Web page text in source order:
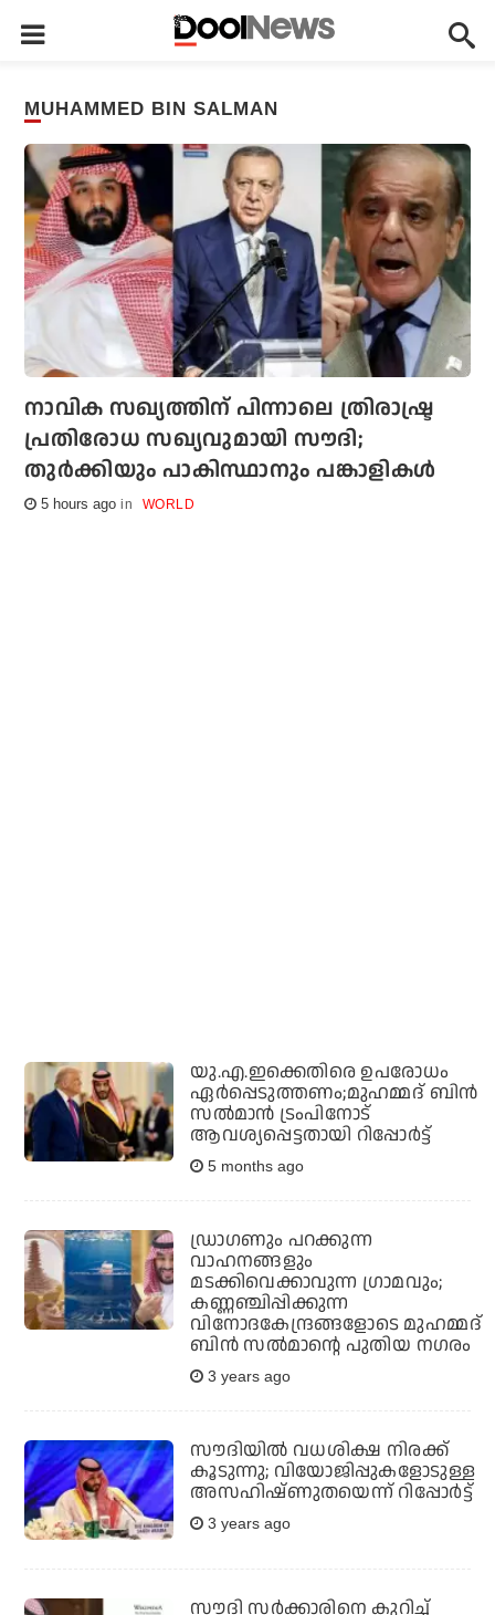
MUHAMMED BIN SALMAN
നാവിക സഖ്യത്തിന് പിന്നാലെ ത്രിരാഷ്ട്ര
പ്രതിരോധ സഖ്യവുമായി സൗദി;
തുര്‍ക്കിയും പാകിസ്ഥാനും പങ്കാളികള്‍
5 hours ago WORLD
യു.എ.ഇക്കെതിരെ ഉപരോധം
ഏര്‍പ്പെടുത്തണം;മുഹമ്മദ് ബിന്‍
സല്‍മാന്‍ ട്രംപിനോട്
ആവശ്യപ്പെട്ടതായി റിപ്പോര്‍ട്ട്
5 months ago
ഡ്രാഗണും പറക്കുന്ന
വാഹനങ്ങളും
മടക്കിവെക്കാവുന്ന ഗ്രാമവും;
കണ്ണഞ്ചിപ്പിക്കുന്ന
വിനോദകേന്ദ്രങ്ങളോടെ മുഹമ്മദ്
ബിന്‍ സല്‍മാന്റെ പുതിയ നഗരം
3 years ago
സൗദിയിൽ വധശിക്ഷ നിരക്ക്
കൂടുന്നു; വിയോജിപ്പുകളോടുള്ള
അസഹിഷ്ണുതയെന്ന് റിപ്പോർട്ട്
3 years ago
സൗദി സര്‍ക്കാരിനെ കുറിച്ച്